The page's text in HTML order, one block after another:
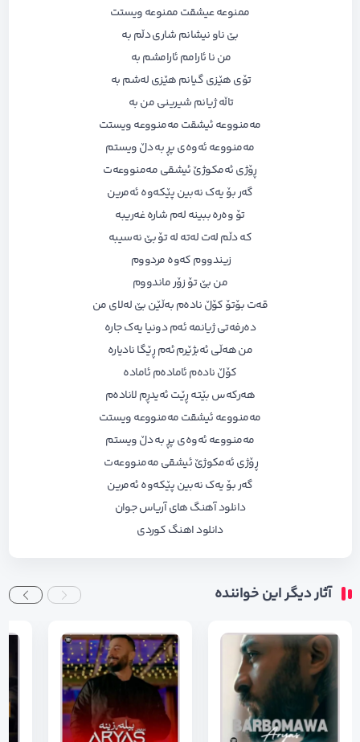
ممنوعه عیشقت ممنوعه ویستت
بێ ناو نیشانم شاری دڵم بە
من نا ئارامم ئارامشم بە
تۆی هێزی گیانم هێزی لەشم بە
تاڵە ژیانم شیرینی من بە
مەمنووعه‌‌ ئیشقت مەمنووعە ویستت
مەمنووعە ئەوەی پڕ بە دڵ ویستم
ڕۆژی ئەمکوژێ ئیشقی مەمنووعەت
گەر بۆ یەک نەبین پێکەوە ئەمرین
تۆ وەرە ببینە لەم شارە غەریبە
کە دڵم لەت لەتە لە تۆ بێ نەسیبە
زیندووم کەوە مردووم
من بێ تۆ زۆر ماندووم
قەت بۆتۆ کۆڵ نادەم بەڵێن بێ لەلای من
دەرفەتی ژیانمە ئەم دونیا یەک جارە
من هەڵی ئەبژێرم ئەم ڕێگا نادیارە
کۆڵ نادەم ئامادەم ئامادە
هەرکەس بێتە ڕێت ئەیدڕم لانادەم
مەمنووعه‌‌ ئیشقت مەمنووعە ویستت
مەمنووعە ئەوەی پڕ بە دڵ ویستم
ڕۆژی ئەمکوژێ ئیشقی مەمنووعەت
گەر بۆ یەک نەبین پێکەوە ئەمرین
دانلود آهنگ های آریاس جوان
دانلود اهنگ کوردی
آثار دیگر این خواننده